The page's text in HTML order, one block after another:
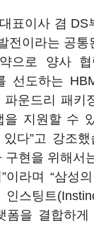
표이사 겸 DS
전이라는 공통
으로 양사
선도하는
파운드리 패키
을 지원할 수
있다”고 강조했
구현을 위해서
”이라며“삼성
인스팅트
폼을 결합하